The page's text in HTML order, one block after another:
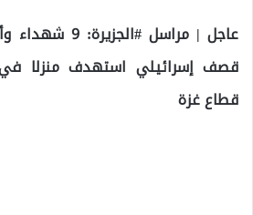
قصف إسرائيلي استهدف منزلا
قطاع غزة